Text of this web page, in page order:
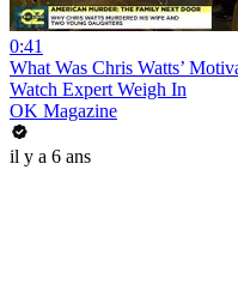
0:41
What Was Chris Watts’
Watch Expert Weigh In
OK Magazine
il y a 6 ans